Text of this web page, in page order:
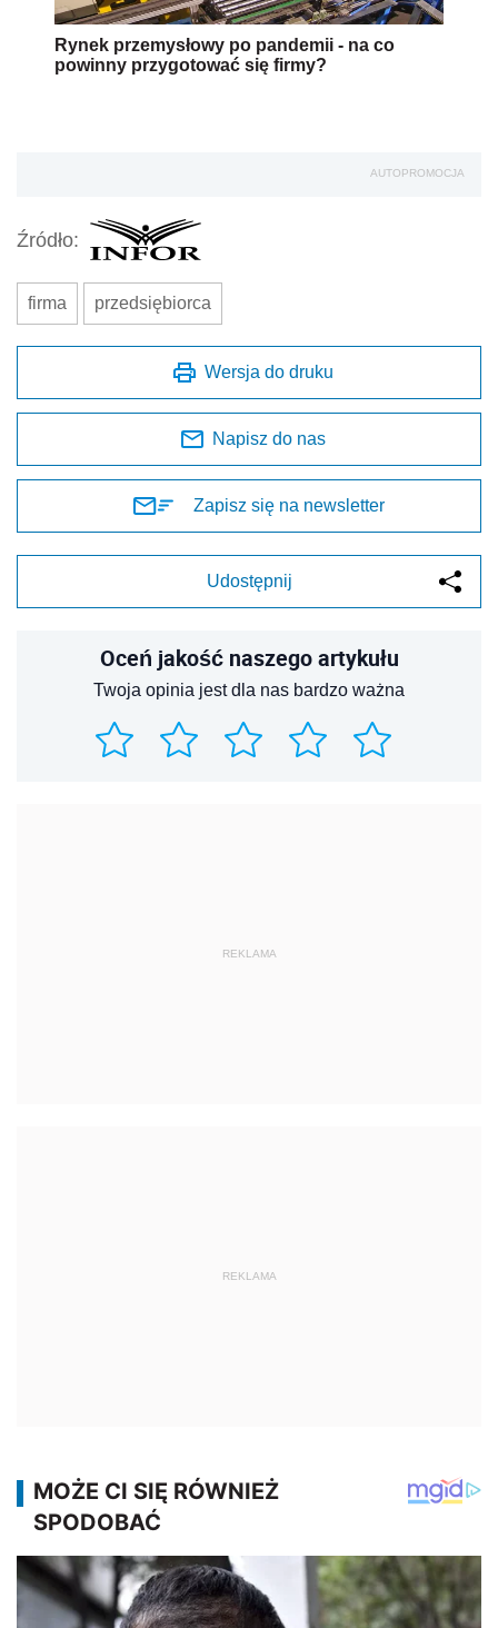
Rynek przemysłowy po pandemii - na co
powinny przygotować się firmy?
AUTOPROMOCJA
Źródło:
firma przedsiębiorca
Wersja do druku
Napisz do nas
Zapisz się na newsletter
Udostępnij
Oceń jakość naszego artykułu
Twoja opinia jest dla nas bardzo ważna
REKLAMA
REKLAMA